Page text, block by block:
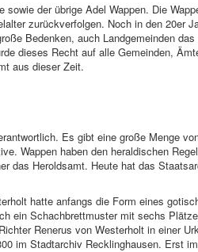
der übrige Adel Wappen. Die
zurückverfolgen. Noch in den 20er
Bedenken, auch Landgemeinden
dieses Recht auf alle Gemeinden,
aus dieser Zeit.
Es gibt eine große Menge
Wappen haben den heraldischen
das Heroldsamt. Heute hat das
hatte anfangs die Form eines
ein Schachbrettmuster mit sechs
Renerus von Westerholt in einer
im Stadtarchiv Recklinghausen. Erst